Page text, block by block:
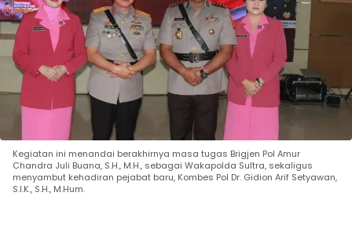
Kegiatan ini menandai berakhirnya masa tugas Brigjen Pol Amur
Chandra Juli Buana, S.H., M.H., sebagai Wakapolda Sultra, sekaligus
menyambut kehadiran pejabat baru, Kombes Pol Dr. Gidion Arif Setyawan,
S.I.K., S.H., M.Hum.